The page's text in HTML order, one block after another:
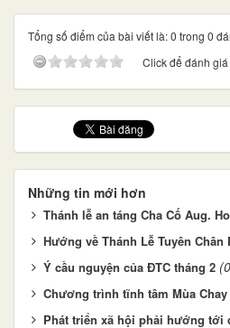
Tổng số điểm của bài viết là: 0 trong 0
Click để đánh
Những tin mới hơn
Thánh lễ an táng Cha Cố Aug.
Hướng về Thánh Lễ Tuyên Chân
Ý cầu nguyện của ĐTC tháng 2
Chương trình tĩnh tâm Mùa
Phát triển xã hội phải hướng tới